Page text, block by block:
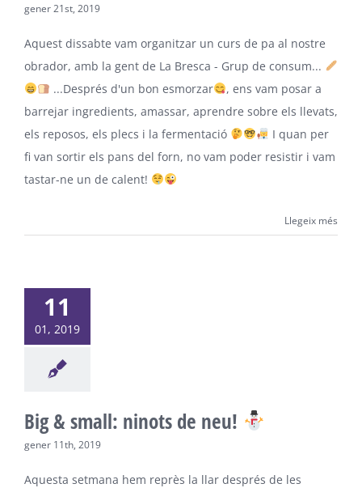
gener 21st, 2019
Aquest dissabte vam organitzar un curs de pa al nostre
obrador, amb la gent de La Bresca - Grup de consum...
...Després d'un bon esmorzar
, ens vam posar a
barrejar ingredients, amassar, aprendre sobre els llevats,
els reposos, els plecs i la fermentació
I quan per
fi van sortir els pans del forn, no vam poder resistir i vam
tastar-ne un de calent!
Llegeix més
11
01, 2019
Big & small: ninots de neu!
gener 11th, 2019
Aquesta setmana hem reprès la llar després de les